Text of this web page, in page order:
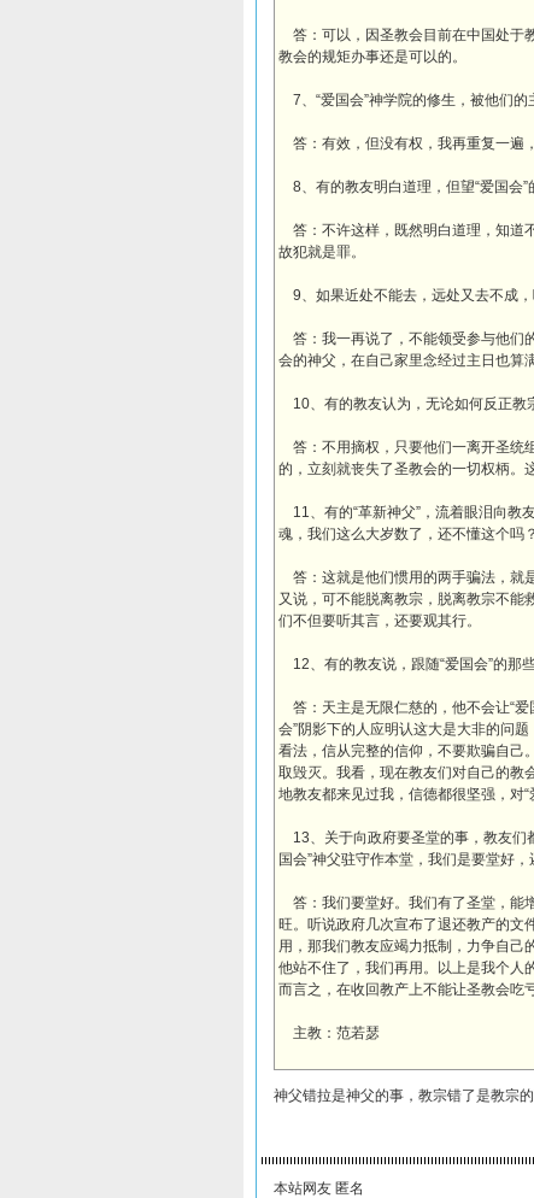
答：可以，因圣教会目前在中国处于
教会的规矩办事还是可以的。
7、“爱国会”神学院的修生，被他们的
答：有效，但没有权，我再重复一遍
8、有的教友明白道理，但望“爱国会”
答：不许这样，既然明白道理，知道
故犯就是罪。
9、如果近处不能去，远处又去不成
答：我一再说了，不能领受参与他们
会的神父，在自己家里念经过主日也算
10、有的教友认为，无论如何反正教
答：不用摘权，只要他们一离开圣统
的，立刻就丧失了圣教会的一切权柄。
11、有的“革新神父”，流着眼泪向教
魂，我们这么大岁数了，还不懂这个吗
答：这就是他们惯用的两手骗法，就
又说，可不能脱离教宗，脱离教宗不能
们不但要听其言，还要观其行。
12、有的教友说，跟随“爱国会”的那
答：天主是无限仁慈的，他不会让“爱
会”阴影下的人应明认这大是大非的问
看法，信从完整的信仰，不要欺骗自己
取毁灭。我看，现在教友们对自己的教
地教友都来见过我，信德都很坚强，对“
13、关于向政府要圣堂的事，教友们
国会”神父驻守作本堂，我们是要堂好，
答：我们要堂好。我们有了圣堂，能
旺。听说政府几次宣布了退还教产的文
用，那我们教友应竭力抵制，力争自己
他站不住了，我们再用。以上是我个人
而言之，在收回教产上不能让圣教会吃
主教：范若瑟
神父错拉是神父的事，教宗错了是教宗
本站网友 匿名